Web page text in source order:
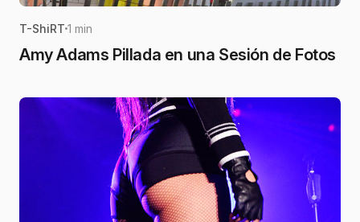
T-ShiRT 1 min
Amy Adams Pillada en una Sesión de Fotos